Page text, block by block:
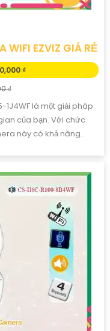
₫
sản phẩm chất lượng
cho phép bạn xem hình
này còn có...